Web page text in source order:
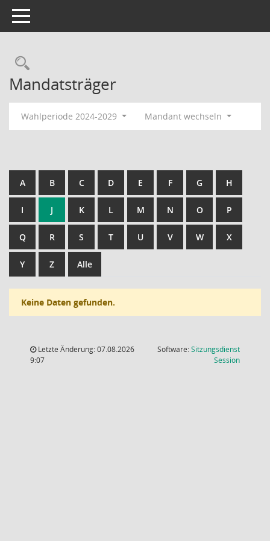
Toggle navigation
Rechercheauswahl
Mandatsträger
Wahlperiode 2024-2029 Mandant wechseln
A B C D E F G H
I J K L M N O P
Q R S T U V W X
Y Z Alle
Keine Daten gefunden.
Letzte Änderung: 07.08.2026
9:07
Software:Sitzungsdienst
Session(Wird in